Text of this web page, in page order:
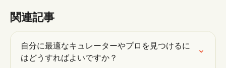
関連記事
自分に最適なキュレーターやプロを見つけるに
はどうすればよいですか？